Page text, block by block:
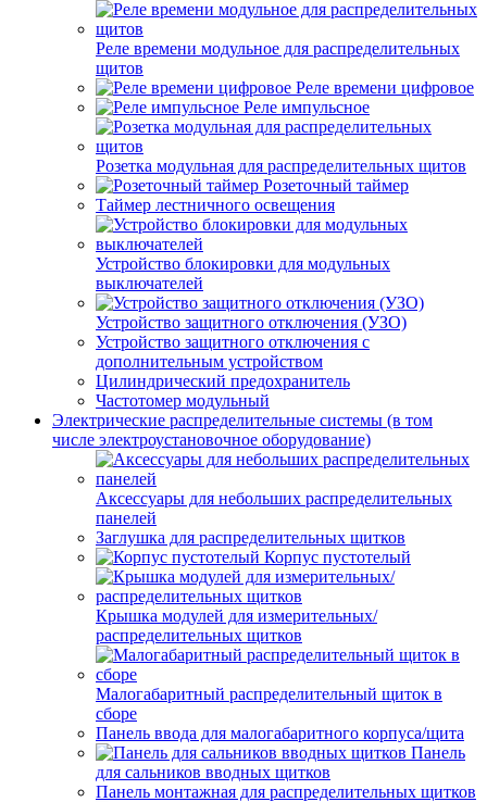
Реле времени модульное для распределительных
щитов
Реле времени цифровое
Реле импульсное
Розетка модульная для распределительных щитов
Розеточный таймер
Таймер лестничного освещения
Устройство блокировки для модульных
выключателей
Устройство защитного отключения (УЗО)
Устройство защитного отключения с
дополнительным устройством
Цилиндрический предохранитель
Частотомер модульный
Электрические распределительные системы (в том
числе электроустановочное оборудование)
Аксессуары для небольших распределительных
панелей
Заглушка для распределительных щитков
Корпус пустотелый
Крышка модулей для измерительных/
распределительных щитков
Малогабаритный распределительный щиток в
сборе
Панель ввода для малогабаритного корпуса/щита
Панель
для сальников вводных щитков
Панель монтажная для распределительных щитков